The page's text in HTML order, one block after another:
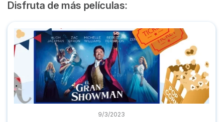
Disfruta de más películas:
Dónde ver 'El Gran Showman' completa en plataformas
9/3/2023